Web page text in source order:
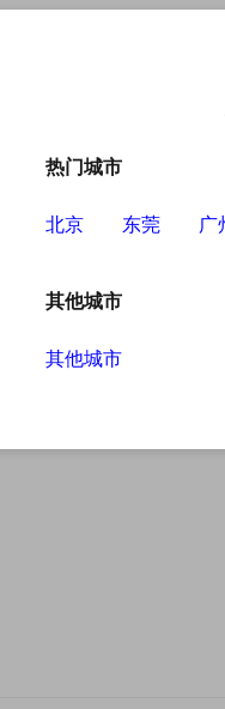
热门城市
北京 东莞 广
其他城市
其他城市